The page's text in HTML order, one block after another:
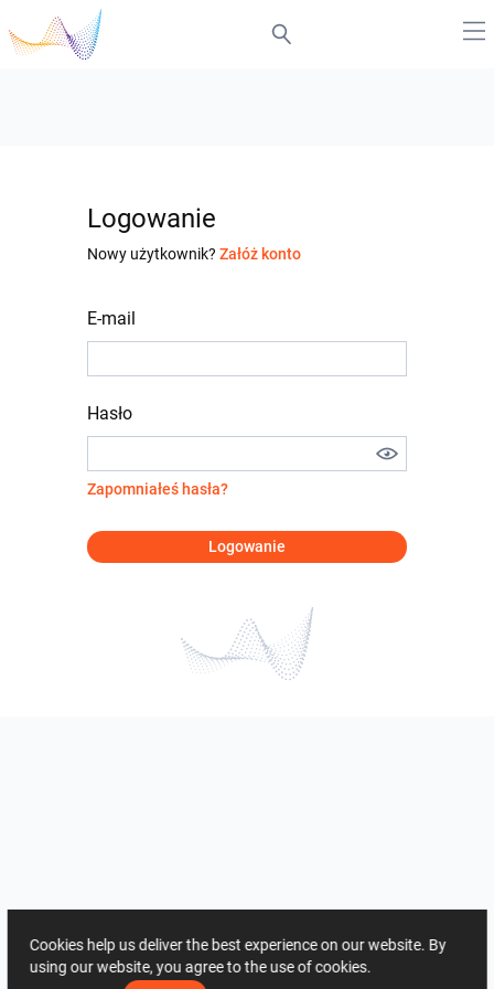
Logowanie
Nowy użytkownik? Załóż konto
E-mail
Hasło
Zapomniałeś hasła?
Logowanie
Cookies help us deliver the best experience on our website. By
using our website, you agree to the use of cookies.